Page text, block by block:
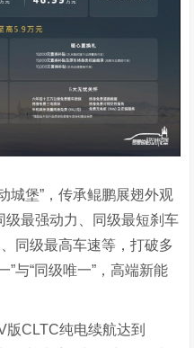
城堡”，传承鲲鹏展翅外观
级最强动力、同级最短刹车
同级最高车速等，打破多
”与“同级唯一”，高端新能
CLTC纯电续航达到